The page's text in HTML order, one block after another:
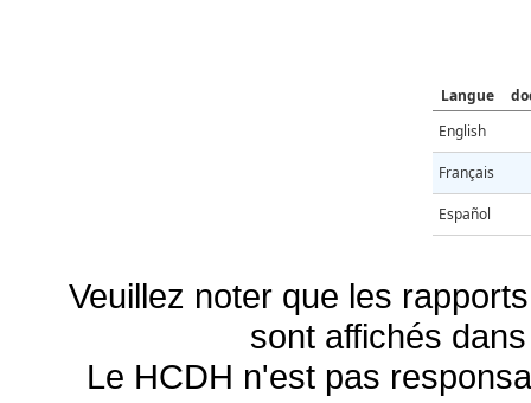
Langue
English
Français
Español
Veuillez noter que les
sont affichés
Le HCDH n'est pas